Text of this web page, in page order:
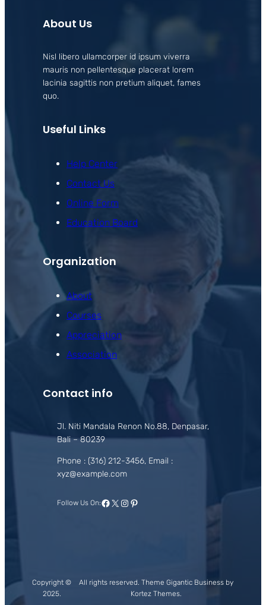
About Us
Nisl libero ullamcorper id ipsum viverra
mauris non pellentesque placerat lorem
lacinia sagittis non pretium aliquet, fames
quo.
Useful Links
Help Center
Contact Us
Online Form
Education Board
Organization
About
Courses
Appreciation
Association
Contact info
Jl. Niti Mandala Renon No.88, Denpasar,
Bali – 80239
Phone : (316) 212-3456, Email :
xyz@example.com
Follow Us On:Facebook
X Instagram
Pinterest
Copyright ©
2025.
All rights reserved. Theme Gigantic Business by
Kortez Themes.